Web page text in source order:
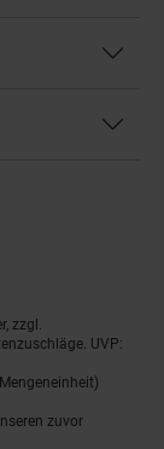
zzgl.
UVP:
zuvor